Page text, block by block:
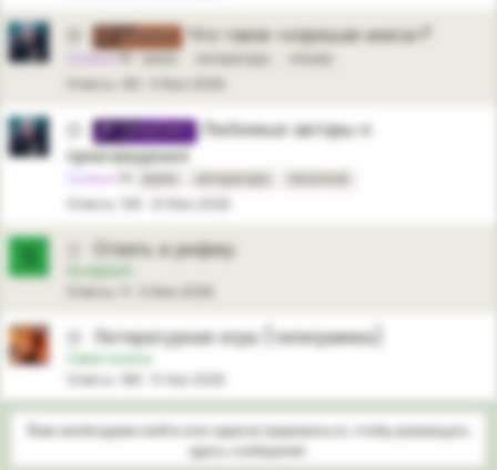
Что такое «хорошая книга»?
Селена книга литература
чтение
Ответы
3 Июл 2026
СЕРЬЁЗНО
Любимые авторы и
произведения
книги литература
писатели
Ответы
21 Июн 2026
Ответь в рифму
Scorpium
Ответы
2 Июн 2026
Литературная игра (телеграмма)
Скрип колеса
Ответы
180 5 Апр 2026
Вам необходимо войти или зарегистрироваться, чтобы размещать
здесь сообщения.